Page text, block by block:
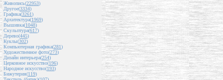
Живопись(22953)
Другое(3334)
Графика(3261)
Архитектура(1969)
Вышивка(1048)
Скульптура(617)
Дерево(445)
Куклы(302)
Компьютерная графика(281)
Художественное фото(273)
Дизайн интерьера(254)
Церковное искусство(196)
Народное искусство(193)
Бижутерия(119)